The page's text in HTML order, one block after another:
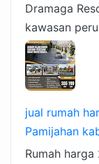
Dramaga
kawasan
jual rumah
Pamijahan
Rumah